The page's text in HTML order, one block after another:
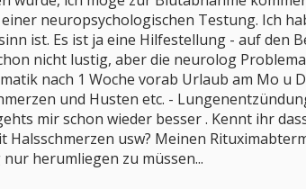
neuropsychologischen Testung. Ich
ist. Es ist ja eine Hilfestellung - auf den
nicht lustig, aber die neurolog
nach 1 Woche vorab Urlaub am Mo
und Husten etc. -
mir schon wieder besser . Kennt ihr
usw? Meinen
herumliegen zu müssen...